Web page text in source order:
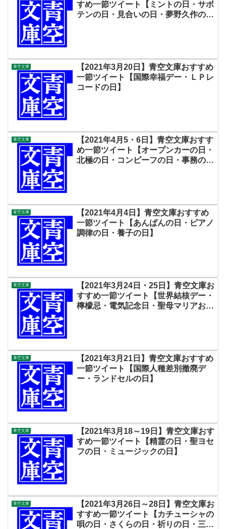
すめ一節ツイート【ミントの日・サボ
テンの日・見合いの日・夢野久作の命
青空文庫
【2021年3月20日】青空文庫おすすめ
一節ツイート【国際幸福デー・ＬＰレ
コードの日】
青空文庫
【2021年4月5・6日】青空文庫おすす
め一節ツイート【オープンカーの日・
北極の日・コンビーフの日・事務の
青空文庫
【2021年4月4日】青空文庫おすすめ
一節ツイート【あんぱんの日・ピアノ
調律の日・養子の日】
青空文庫
【2021年3月24日・25日】青空文庫お
すすめ一節ツイート【世界結核デー・
檸檬忌・電気記念日・聖母マリアお告
青空文庫
【2021年3月21日】青空文庫おすすめ
一節ツイート【国際人種差別撤廃デ
ー・ランドセルの日】
青空文庫
【2021年3月18～19日】青空文庫おす
すめ一節ツイート【精霊の日・聖ヨセ
フの日・ミュージックの日】
青空文庫
【2021年3月26日～28日】青空文庫お
すすめ一節ツイート【カチューシャの
唄の日・さくらの日・祈りの日・三ツ